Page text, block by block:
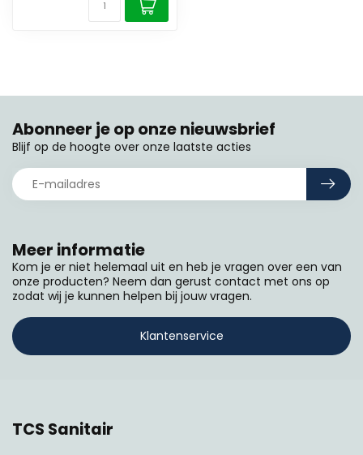
Meer informatie
Kom je er niet helemaal uit en heb je vragen over een van
onze producten? Neem dan gerust contact met ons op
zodat wij je kunnen helpen bij jouw vragen.
Klantenservice
Abonneer je op onze nieuwsbrief
Blijf op de hoogte over onze laatste acties
TCS Sanitair